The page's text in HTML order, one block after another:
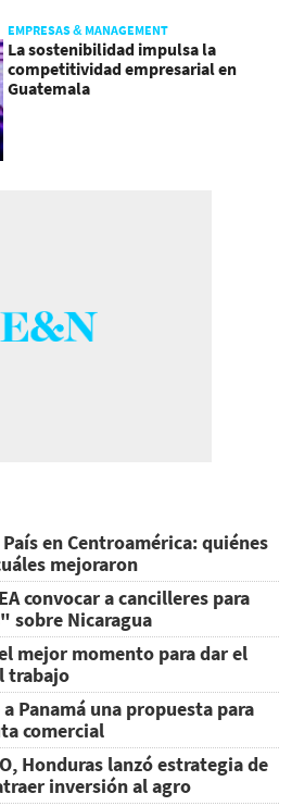
EMPRESAS & MANAGEMENT
La sostenibilidad impulsa la
competitividad empresarial en
Guatemala
en Centroamérica: quiénes
mejoraron
convocar a cancilleres para
sobre Nicaragua
mejor momento para dar el
trabajo
Panamá una propuesta para
comercial
Honduras lanzó estrategia de
inversión al agro